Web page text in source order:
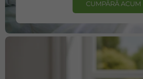
CUMPĂRĂ ACUM